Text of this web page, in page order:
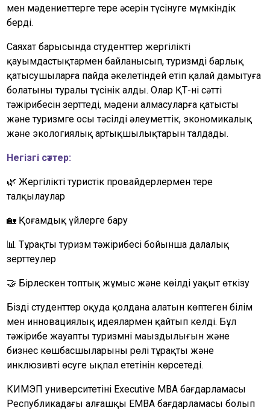
мен мәдениеттерге терең әсерін түсінуге мүмкіндік
берді.
Саяхат барысында студенттер жергілікті
қауымдастықтармен байланысып, туризмді барлық
қатысушыларға пайда әкелетіндей етіп қалай дамытуға
болатыны туралы түсінік алды. Олар ҚТ-нің сәтті
тәжірибесін зерттеді, мәдени алмасуларға қатысты
және туризмге осы тәсілдің әлеуметтік, экономикалық
және экологиялық артықшылықтарын талдады.
Негізгі сәттер:
🌿 Жергілікті туристік провайдерлермен терең
талқылаулар
🏡 Қоғамдық үйлерге бару
📊 Тұрақты туризм тәжірибесі бойынша далалық
зерттеулер
🤝 Бірлескен топтық жұмыс және көңілді уақыт өткізу
Біздің студенттер оқуда қолдана алатын көптеген білім
мен инновациялық идеялармен қайтып келді. Бұл
тәжірибе жауапты туризмнің маңыздылығын және
бизнес көшбасшыларының рөлі тұрақты және
инклюзивті өсуге ықпал ететінін көрсетеді.
КИМЭП университетінің Executive MBA бағдарламасы
Республикадағы алғашқы EMBA бағдарламасы болып